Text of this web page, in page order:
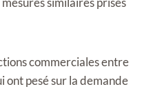
commerciales entre
ont pesé sur la demande